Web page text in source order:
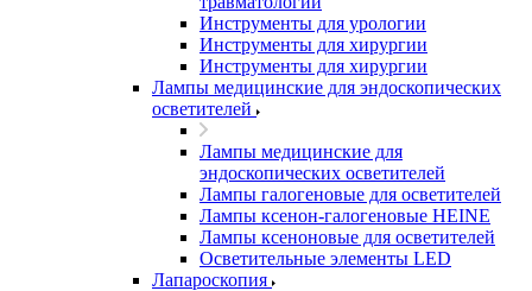
Инструменты для урологии
Инструменты для хирургии
Инструменты для хирургии
Лампы медицинские для эндоскопических
осветителей
Лампы медицинские для
эндоскопических осветителей
Лампы галогеновые для осветителей
Лампы ксенон-галогеновые HEINE
Лампы ксеноновые для осветителей
Осветительные элементы LED
Лапароскопия